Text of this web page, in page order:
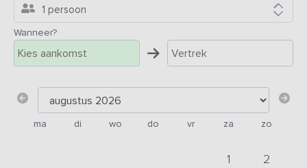
1 persoon
Wanneer?
ma di wo do vr za zo
1 2